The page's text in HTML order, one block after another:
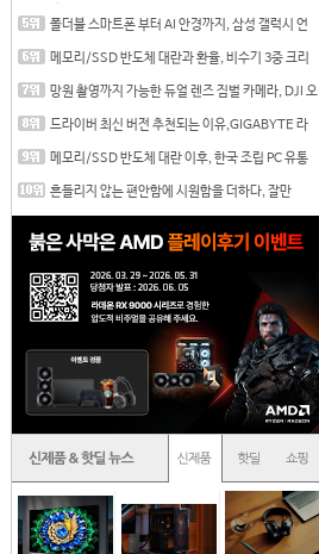
폴더블 스마트폰 부터 AI 안경까지, 삼성 갤럭시 언
메모리/SSD 반도체 대란과 환율, 비수기 3중 크리
망원 촬영까지 가능한 듀얼 렌즈 짐벌 카메라, DJI 오
드라이버 최신 버전 추천되는 이유,GIGABYTE 라
메모리/SSD 반도체 대란 이후, 한국 조립 PC 유통
흔들리지 않는 편안함에 시원함을 더하다, 잘만